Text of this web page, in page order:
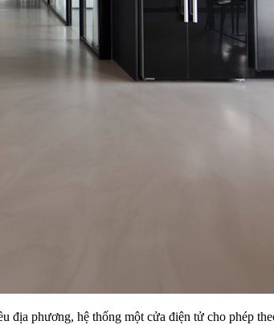
địa phương, hệ thống một cửa điện tử cho phép